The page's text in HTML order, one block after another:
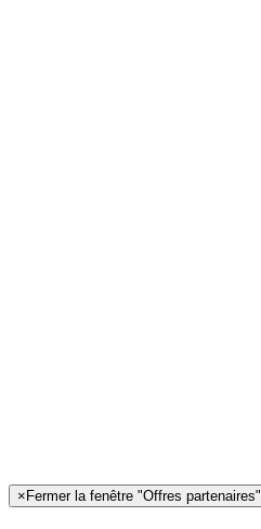
× Fermer la fenêtre "Offres partenaires"